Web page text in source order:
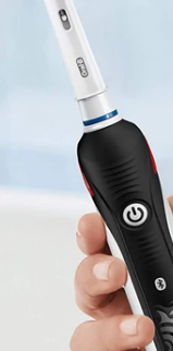
Зубная
B D601 Teenager
уход за всей
времени
зубов, а